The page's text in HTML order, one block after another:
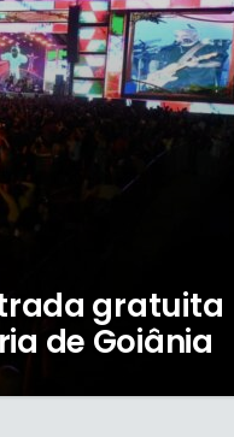
gratuita
de Goiânia